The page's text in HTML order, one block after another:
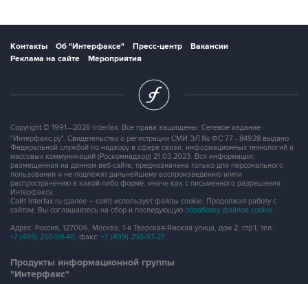
Контакты Об "Интерфаксе" Пресс-центр
Вакансии
Реклама на сайте
Мероприятия
Copyright © 1991—2026 Interfax. Все права защищены. Сетевое издание
"Интерфакс.ру". Свидетельство о регистрации СМИ ЭЛ № ФС 77 - 84928 выдано
Федеральной службой по надзору в сфере связи, информационных технологий и
массовых коммуникаций (Роскомнадзор) 21.03.2023. Вся информация,
размещенная на данном веб-сайте, предназначена только для персонального
пользования и не подлежит дальнейшему воспроизведению и/или
распространению в какой-либо форме, иначе как с письменного разрешения
Интерфакса.
Сайт Interfax.ru (далее – сайт) использует файлы cookie. Продолжая работу с
сайтом, Вы соглашаетесь на сбор и последующую обработку файлов cookie.
Адрес: Россия, 127006, Москва, 1-я Тверская-Ямская улица, дом 2, стр.1, тел.:
+7 (499) 250-98-40, факс: +7 (499) 250-97-27
Продукты информационной группы
"Интерфакс"